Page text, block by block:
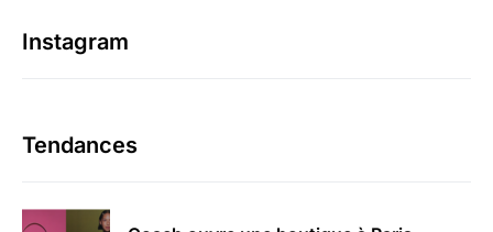
Instagram
Tendances